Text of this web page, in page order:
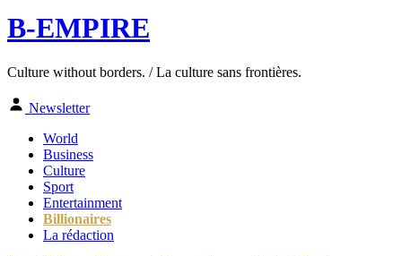
B-EMPIRE
Culture without borders. / La culture sans frontières.
Newsletter
World
Business
Culture
Sport
Entertainment
Billionaires
La rédaction